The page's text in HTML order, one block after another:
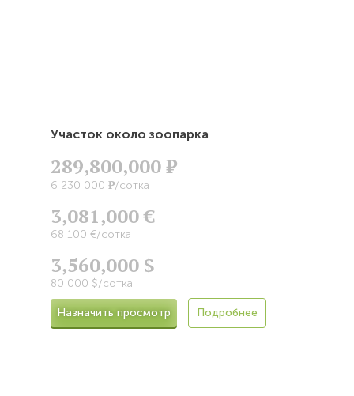
Участок около зоопарка
289,800,000Р
6 230 000 Р/сотка
3,081,000 €
68 100 €/сотка
3,560,000 $
80 000 $/сотка
Назначить просмотр Подробнее